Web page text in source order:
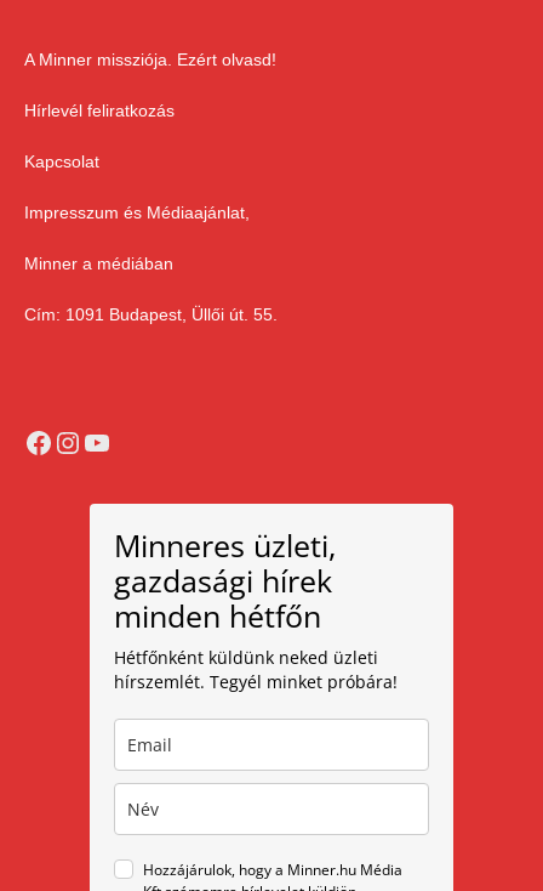
A Minner missziója. Ezért olvasd!
Hírlevél feliratkozás
Kapcsolat
Impresszum és Médiaajánlat,
Minner a médiában
Cím: 1091 Budapest, Üllői út. 55.
Facebook
Instagram
YouTube
Minneres üzleti,
gazdasági hírek
minden hétfőn
Hétfőnként küldünk neked üzleti
hírszemlét. Tegyél minket próbára!
Hozzájárulok, hogy a Minner.hu Média